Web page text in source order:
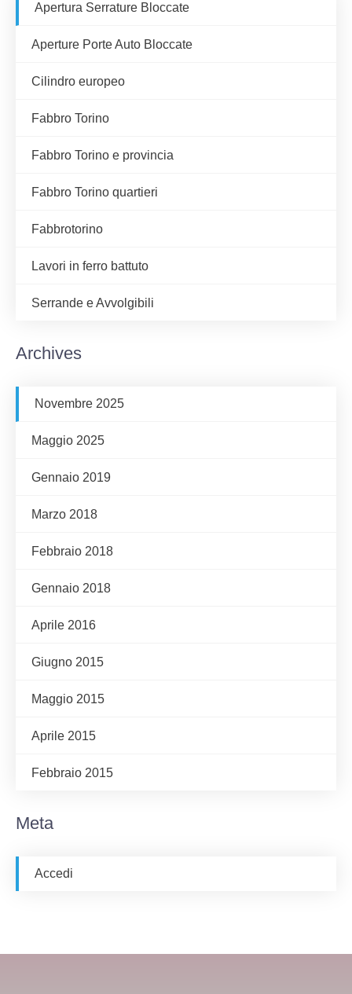
Apertura Serrature Bloccate
Aperture Porte Auto Bloccate
Cilindro europeo
Fabbro Torino
Fabbro Torino e provincia
Fabbro Torino quartieri
Fabbrotorino
Lavori in ferro battuto
Serrande e Avvolgibili
Archives
Novembre 2025
Maggio 2025
Gennaio 2019
Marzo 2018
Febbraio 2018
Gennaio 2018
Aprile 2016
Giugno 2015
Maggio 2015
Aprile 2015
Febbraio 2015
Meta
Accedi